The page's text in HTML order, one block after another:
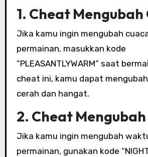
1. Cheat Mengubah
Jika kamu ingin mengubah
permainan, masukkan kode
“PLEASANTLYWARM” saat
cheat ini, kamu dapat
cerah dan hangat.
2. Cheat
Jika kamu ingin mengubah
permainan, gunakan kode